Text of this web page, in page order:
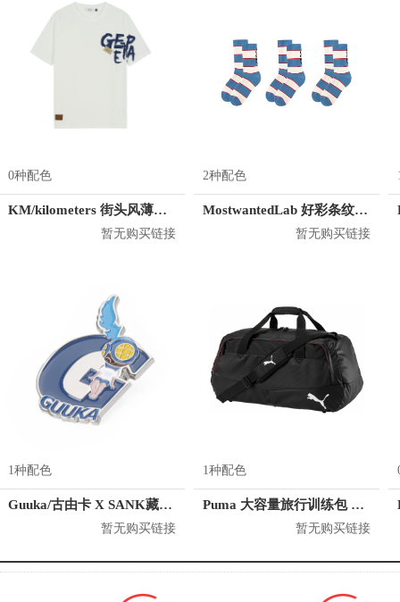
0种配色
KM/kilometers 街头风薄款印花短袖T恤 男女同款 M2X2108248
暂无购买链接
2种配色
MostwantedLab 好彩条纹袜子套装 MWL
暂无购买链接
1种配色
Guuka/古由卡 X SANK藏克 联名金属胸章 R2410
暂无购买链接
1种配色
Puma 大容量旅行训练包 074906
暂无购买链接